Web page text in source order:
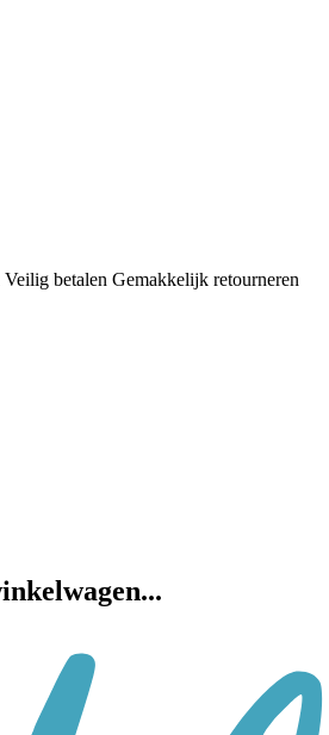
Veilig betalen Gemakkelijk retourneren